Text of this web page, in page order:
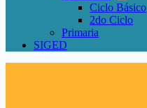
Ciclo Básico
2do Ciclo
Primaria
SIGED